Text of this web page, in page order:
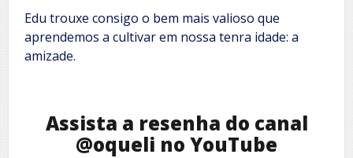
Edu trouxe consigo o bem mais valioso que
aprendemos a cultivar em nossa tenra idade: a
amizade.
Assista a resenha do canal
@oqueli no YouTube